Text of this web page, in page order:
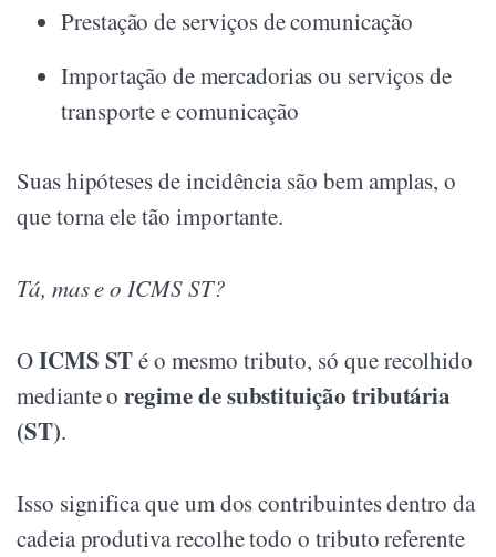
Prestação de serviços de comunicação
Importação de mercadorias ou serviços de
transporte e comunicação
Suas hipóteses de incidência são bem amplas, o
que torna ele tão importante.
Tá, mas e o ICMS ST?
OICMS STé o mesmo tributo, só que recolhido
mediante oregime de substituição tributária
(ST).
Isso significa que um dos contribuintes dentro da
cadeia produtiva recolhe todo o tributo referente